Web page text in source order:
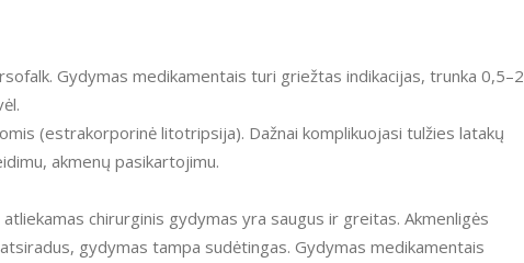
Gydymas medikamentais turi griežtas indikacijas, trunka 0,5–2
(estrakorporinė litotripsija). Dažnai komplikuojasi tulžies latakų
akmenų pasikartojimu.
chirurginis gydymas yra saugus ir greitas. Akmenligės
gydymas tampa sudėtingas. Gydymas medikamentais